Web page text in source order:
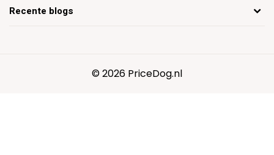
Recente blogs
© 2026 PriceDog.nl